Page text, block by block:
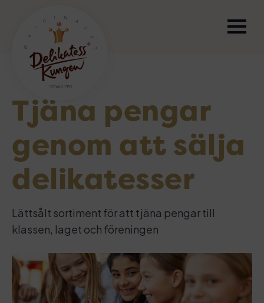
Tjäna pengar
genom att sälja
delikatesser
Lättsålt sortiment för att tjäna pengar till
klassen, laget och föreningen